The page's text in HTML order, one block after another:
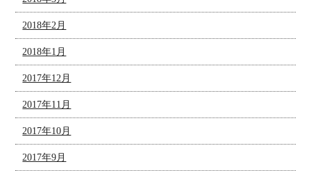
2018年2月
2018年1月
2017年12月
2017年11月
2017年10月
2017年9月